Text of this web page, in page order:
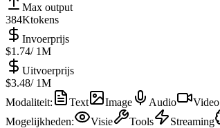
Max output
384Ktokens
Invoerprijs
$1.74/ 1M
Uitvoerprijs
$3.48/ 1M
Modaliteit: Text Image Audio
Video
Mogelijkheden: Visie Tools Streaming